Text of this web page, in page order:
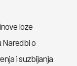
loze
o
i suzbijanja